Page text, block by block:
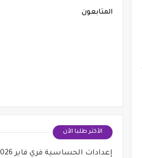
المتابعون
الأكثر طلبا الأن